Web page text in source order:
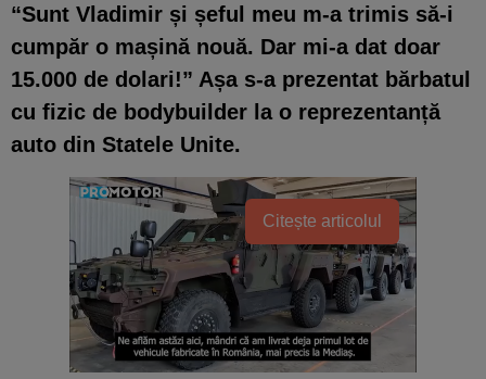
“Sunt Vladimir și șeful meu m-a trimis să-i
cumpăr o mașină nouă. Dar mi-a dat doar
15.000 de dolari!” Așa s-a prezentat bărbatul
cu fizic de bodybuilder la o reprezentanță
auto din Statele Unite.
Citește articolul